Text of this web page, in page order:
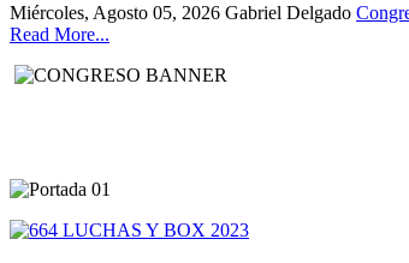
Miércoles, Agosto 05, 2026 Gabriel Delgado
Read More...